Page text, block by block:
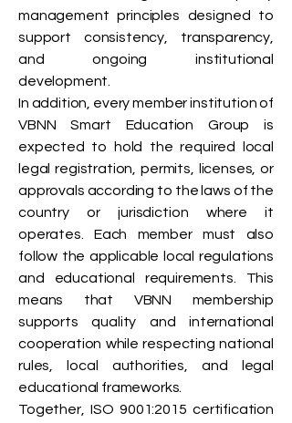
management principles designed to
support consistency, transparency,
and ongoing institutional
development.
In addition, every member institution of
VBNN Smart Education Group is
expected to hold the required local
legal registration, permits, licenses, or
approvals according to the laws of the
country or jurisdiction where it
operates. Each member must also
follow the applicable local regulations
and educational requirements. This
means that VBNN membership
supports quality and international
cooperation while respecting national
rules, local authorities, and legal
educational frameworks.
Together, ISO 9001:2015 certification